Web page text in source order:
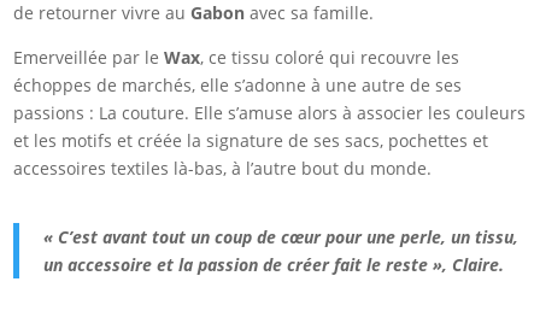
de retourner vivre auGabon avec sa famille.
Emerveillée par leWax, ce tissu coloré qui recouvre les
échoppes de marchés, elle s’adonne à une autre de ses
passions : La couture. Elle s’amuse alors à associer les couleurs
et les motifs et créée la signature de ses sacs, pochettes et
accessoires textiles là-bas, à l’autre bout du monde.
« C’est avant tout un coup de cœur pour une perle, un tissu,
un accessoire et la passion de créer fait le reste », Claire.